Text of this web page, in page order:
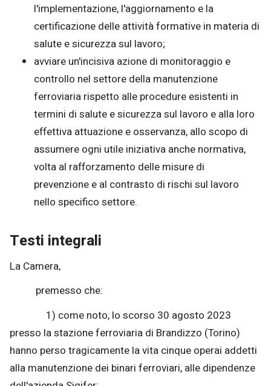
l'implementazione, l'aggiornamento e la
certificazione delle attività formative in materia di
salute e sicurezza sul lavoro;
avviare un'incisiva azione di monitoraggio e
controllo nel settore della manutenzione
ferroviaria rispetto alle procedure esistenti in
termini di salute e sicurezza sul lavoro e alla loro
effettiva attuazione e osservanza, allo scopo di
assumere ogni utile iniziativa anche normativa,
volta al rafforzamento delle misure di
prevenzione e al contrasto di rischi sul lavoro
nello specifico settore.
Testi integrali
La Camera,
premesso che:
1) come noto, lo scorso 30 agosto 2023
presso la stazione ferroviaria di Brandizzo (Torino)
hanno perso tragicamente la vita cinque operai addetti
alla manutenzione dei binari ferroviari, alle dipendenze